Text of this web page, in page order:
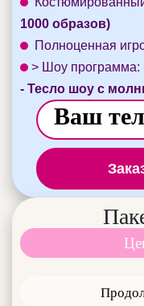
1000 образов)
Полноценная
> Шоу программа:
- Тесло шоу с